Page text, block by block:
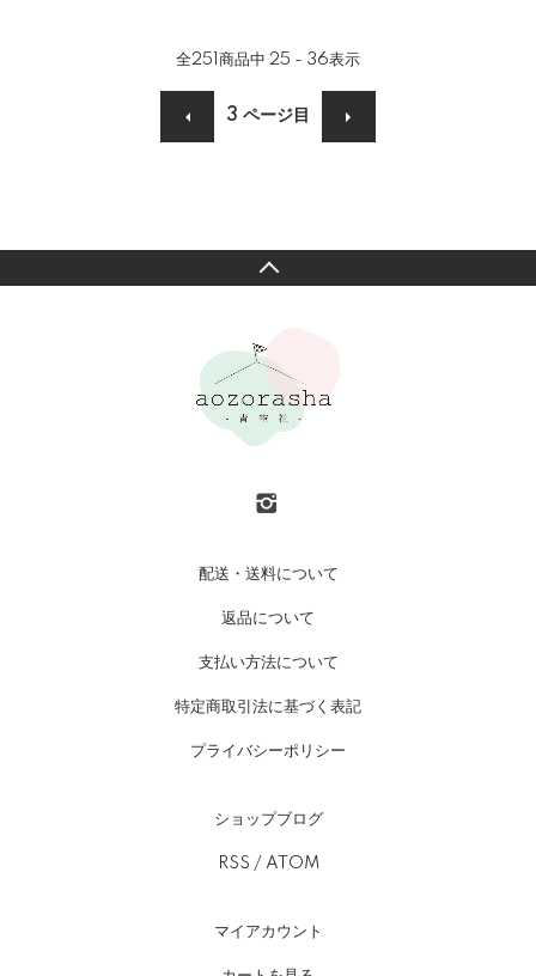
全251 商品中 25 - 36表示
3 ページ目
配送・送料について
返品について
支払い方法について
特定商取引法に基づく表記
プライバシーポリシー
ショップブログ
RSS / ATOM
マイアカウント